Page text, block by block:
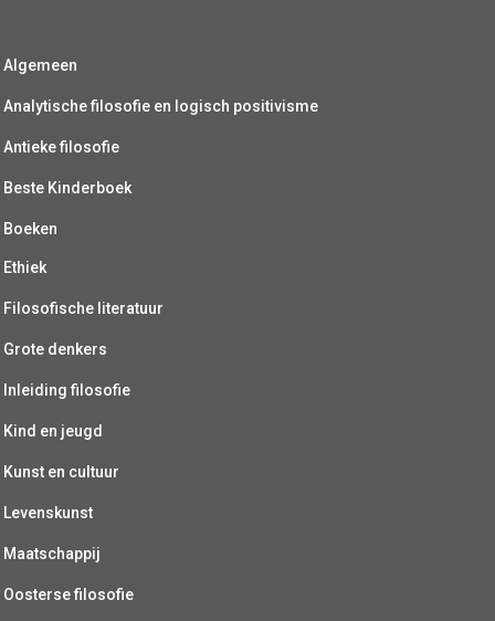
Algemeen
Analytische filosofie en logisch positivisme
Antieke filosofie
Beste Kinderboek
Boeken
Ethiek
Filosofische literatuur
Grote denkers
Inleiding filosofie
Kind en jeugd
Kunst en cultuur
Levenskunst
Maatschappij
Oosterse filosofie